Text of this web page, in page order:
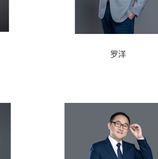
罗洋